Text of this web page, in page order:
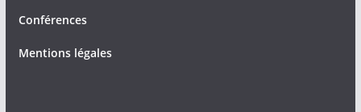
Conférences
Mentions légales